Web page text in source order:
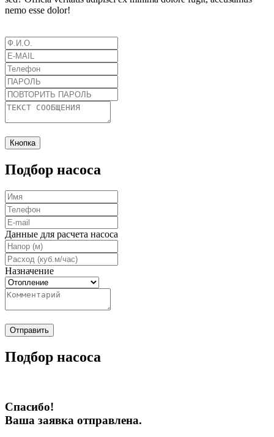
nemo esse dolor!
Кнопка
Подбор насоса
Данные для расчета насоса
Назначение
Отправить
Подбор насоса
Спасибо!
Ваша заявка отправлена.